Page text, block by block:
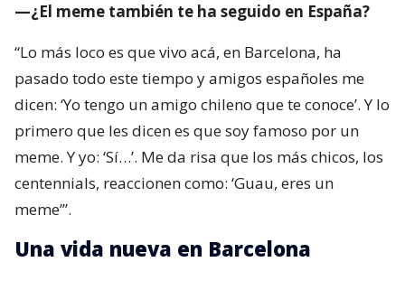
—¿El meme también te ha seguido en España?
“Lo más loco es que vivo acá, en Barcelona, ha
pasado todo este tiempo y amigos españoles me
dicen: ‘Yo tengo un amigo chileno que te conoce’. Y lo
primero que les dicen es que soy famoso por un
meme. Y yo: ‘Sí…’. Me da risa que los más chicos, los
centennials, reaccionen como: ‘Guau, eres un
meme’”.
Una vida nueva en Barcelona